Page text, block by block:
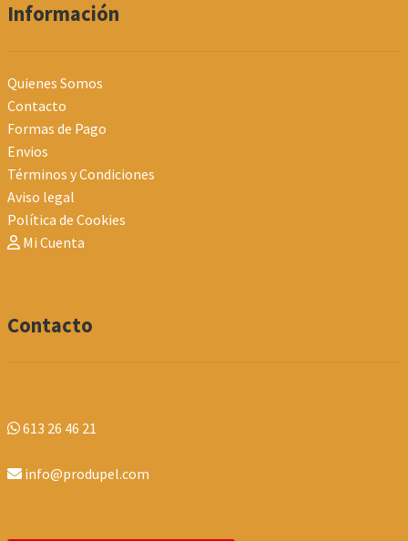
Información
Quienes Somos
Contacto
Formas de Pago
Envios
Términos y Condiciones
Aviso legal
Política de Cookies
Mi Cuenta
Contacto
613 26 46 21
info@produpel.com